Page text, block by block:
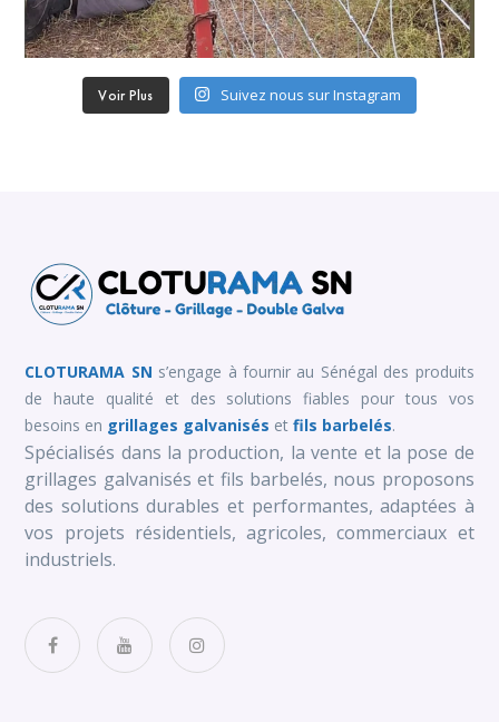
Voir Plus Suivez nous sur Instagram
CLOTURAMA SN s’engage à fournir au Sénégal des produits
de haute qualité et des solutions fiables pour tous vos
besoins en grillages galvanisés etfils barbelés.
Spécialisés dans la production, la vente et la pose de
grillages galvanisés et fils barbelés, nous proposons
des solutions durables et performantes, adaptées à
vos projets résidentiels, agricoles, commerciaux et
industriels.